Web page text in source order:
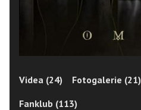
Videa (24) Fotogalerie (21)
Fanklub (113)